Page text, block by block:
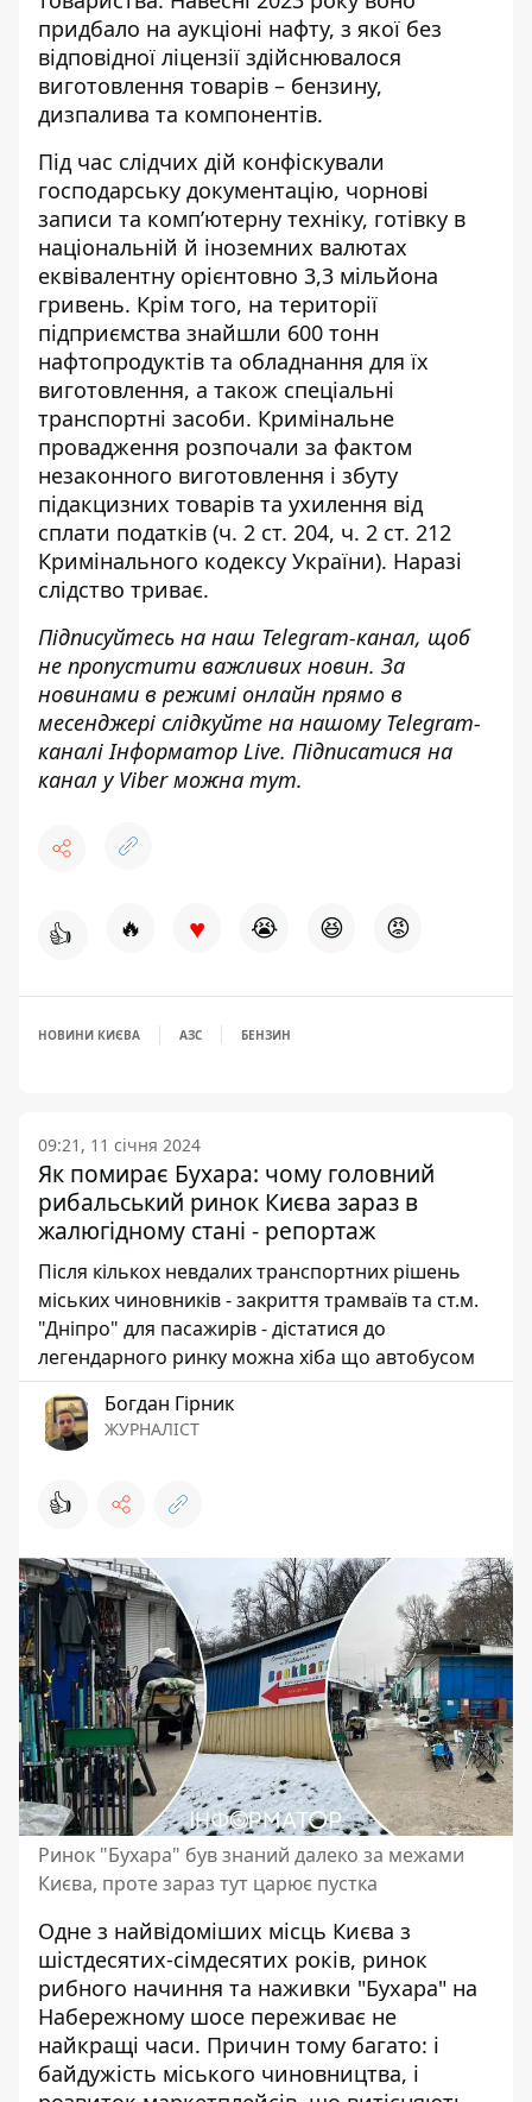
придбало на аукціоні нафту, з якої без
відповідної ліцензії здійснювалося
виготовлення товарів – бензину,
дизпалива та компонентів.
Під час слідчих дій конфіскували
господарську документацію, чорнові
записи та комп’ютерну техніку, готівку в
національній й іноземних валютах
еквівалентну орієнтовно 3,3 мільйона
гривень. Крім того, на території
підприємства знайшли 600 тонн
нафтопродуктів та обладнання для їх
виготовлення, а також спеціальні
транспортні засоби. Кримінальне
провадження розпочали за фактом
незаконного виготовлення і збуту
підакцизних товарів та ухилення від
сплати податків (ч. 2 ст. 204, ч. 2 ст. 212
Кримінального кодексу України). Наразі
слідство триває.
Підписуйтесь на наш Telegram-канал, щоб
не пропустити важливих новин. За
новинами в режимі онлайн прямо в
месенджері слідкуйте на нашому Telegram-
каналіІнформатор Live. Підписатися на
канал у Viber можна тут.
👍 🔥 ♥ 😭 😆 😡
НОВИНИ КИЄВА АЗС БЕНЗИН
09:21, 11 січня 2024
Як помирає Бухара: чому головний
рибальський ринок Києва зараз в
жалюгідному стані - репортаж
Після кількох невдалих транспортних рішень
міських чиновників - закриття трамваїв та ст.м.
"Дніпро" для пасажирів - дістатися до
легендарного ринку можна хіба що автобусом
Богдан Гірник
ЖУРНАЛІСТ
👍
Ринок "Бухара" був знаний далеко за межами
Києва, проте зараз тут царює пустка
Одне з найвідоміших місць Києва з
шістдесятих-сімдесятих років, ринок
рибного начиння та наживки "Бухара" на
Набережному шосе переживає не
найкращі часи. Причин тому багато: і
байдужість міського чиновництва, і